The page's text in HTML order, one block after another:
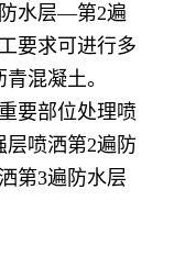
水层—第2遍
要求可进行多
混凝土。
要部位处理喷
层喷洒第2遍防
第3遍防水层